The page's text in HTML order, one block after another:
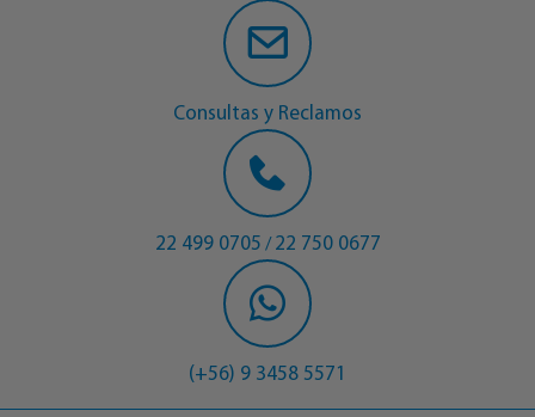
Consultas y Reclamos
22 499 0705 / 22 750 0677
(+56) 9 3458 5571